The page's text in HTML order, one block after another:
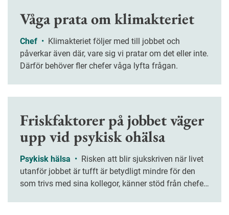
Våga prata om klimakteriet
Chef •
påverkar även där, vare sig vi pratar om det eller inte.
Därför behöver fler chefer våga lyfta frågan.
Friskfaktorer på jobbet väger
upp vid psykisk ohälsa
Psykisk hälsa •
utanför jobbet är tufft är betydligt mindre för den
som trivs med sina kollegor, känner stöd från chefen